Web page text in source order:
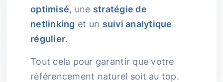
optimisé, une stratégie de
netlinking et un suivi analytique
régulier.
Tout cela pour garantir que votre
référencement naturel soit au top.